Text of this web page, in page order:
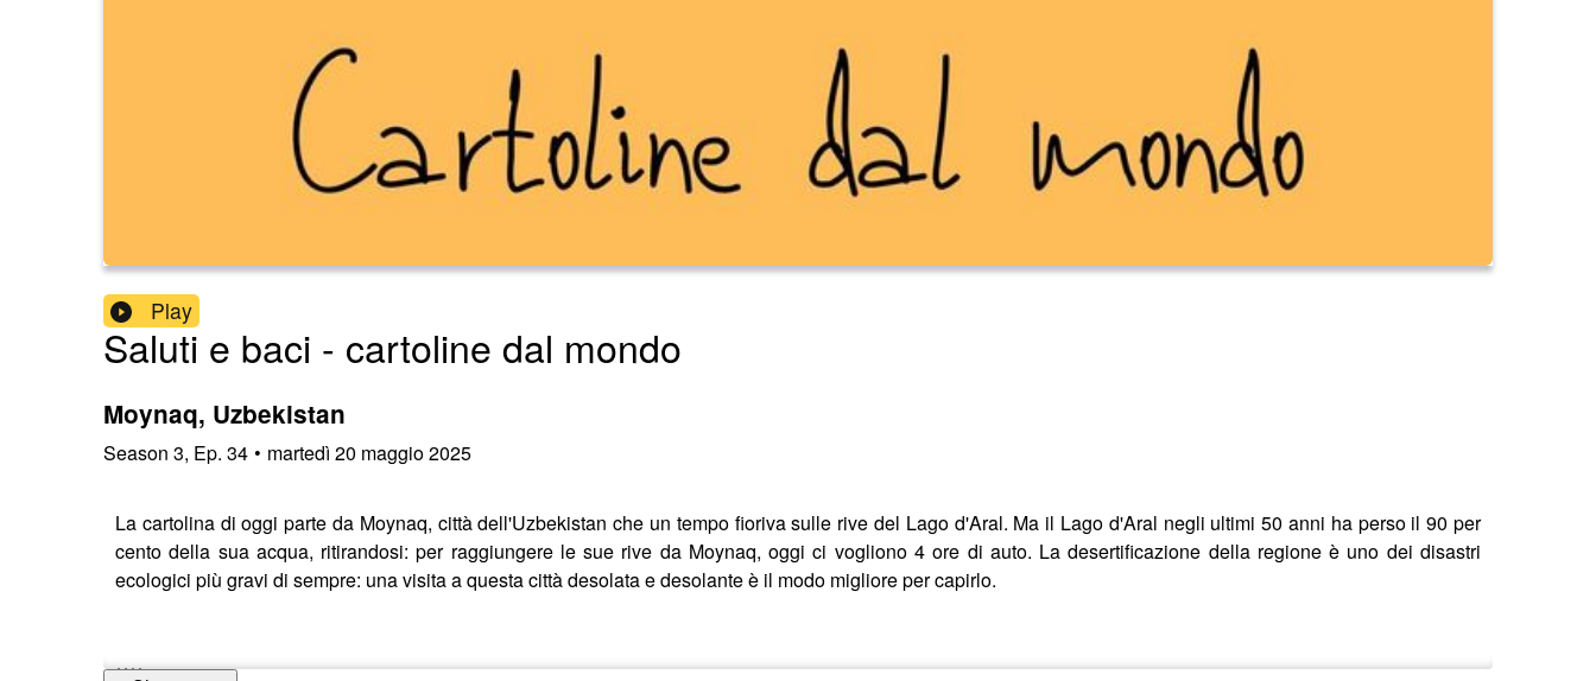
Play
Saluti e baci - cartoline dal mondo
Moynaq, Uzbekistan
Season 3, Ep. 34 • martedì 20 maggio 2025
La cartolina di oggi parte da Moynaq, città dell'Uzbekistan che un tempo fioriva sulle rive del Lago d'Aral. Ma il Lago d'Aral negli ultimi 50 anni ha perso il 90 per
cento della sua acqua, ritirandosi: per raggiungere le sue rive da Moynaq, oggi ci vogliono 4 ore di auto. La desertificazione della regione è uno dei disastri
ecologici più gravi di sempre: una visita a questa città desolata e desolante è il modo migliore per capirlo.
****